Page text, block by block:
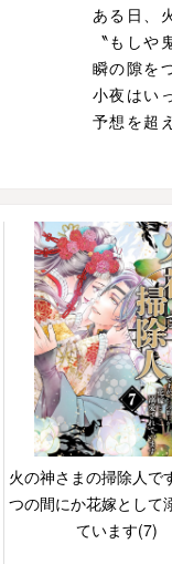
ある日、
〝もし
瞬の隙を
小夜はい
予想を超
火の神さまの掃除人で
つの間にか花嫁として
ています(7)